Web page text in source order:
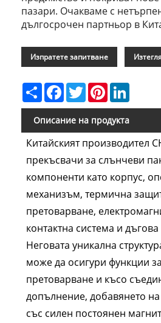
пазари. Очакваме с
дългосрочен партньор в
Изпратете запитване
Share FacebookTwitterPinterest
Описание на продукта
Китайският производител
прекъсвачи за слънчеви
компоненти като корпус,
механизъм, термична
претоварване,
контактна система и
Неговата уникална
може да осигури функции
претоварване и късо
допълнение, добавянето
със силен постоянен